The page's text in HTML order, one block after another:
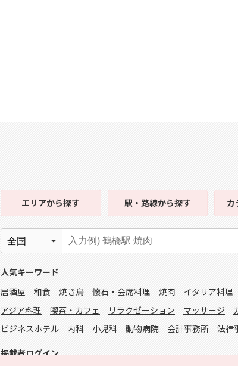
エリアから探す 駅・路線から探す カ
人気キーワード
居酒屋
和食 焼き鳥 懐石・会席料理 焼肉 イタリア料理
アジア料理
喫茶・カフェ リラクゼーション マッサージ
ビジネスホテル
内科 小児科 動物病院 会計事務所 法律
掲載者ログイン